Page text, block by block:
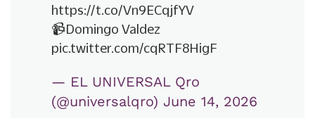
https://t.co/Vn9ECqjfYV
📹Domingo Valdez
pic.twitter.com/cqRTF8HigF
— EL UNIVERSAL Qro
(@universalqro) June 14, 2026